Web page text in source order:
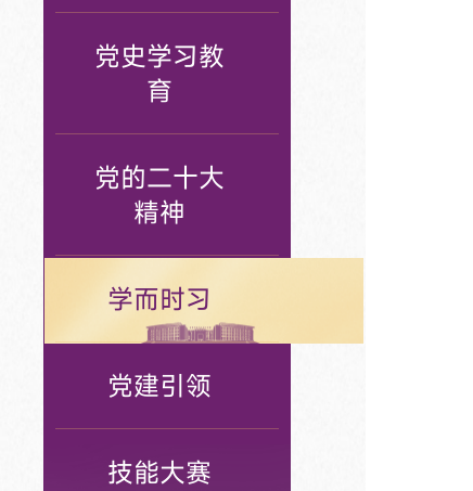
党史学习教
育
党的二十大
精神
学而时习
党建引领
技能大赛